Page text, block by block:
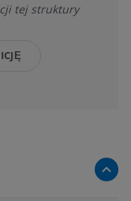
tej struktury